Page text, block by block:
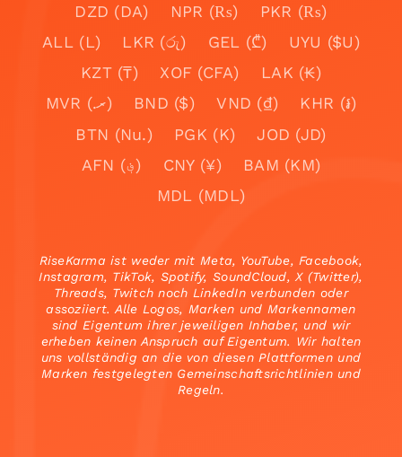
DZD (DA)
NPR (₨)
PKR (₨)
ALL (L)
LKR (රු) GEL (₾)
UYU ($U)
KZT (₸)
XOF (CFA)
LAK (₭)
MVR (.ރ)
BND ($) VND (₫)
KHR (៛)
BTN (Nu.)
PGK (K)
JOD (JD)
AFN (؋)
CNY (¥)
BAM (KM)
MDL (MDL)
RiseKarma ist weder mit Meta, YouTube, Facebook,
Instagram, TikTok, Spotify, SoundCloud, X (Twitter),
Threads, Twitch noch LinkedIn verbunden oder
assoziiert. Alle Logos, Marken und Markennamen
sind Eigentum ihrer jeweiligen Inhaber, und wir
erheben keinen Anspruch auf Eigentum. Wir halten
uns vollständig an die von diesen Plattformen und
Marken festgelegten Gemeinschaftsrichtlinien und
Regeln.